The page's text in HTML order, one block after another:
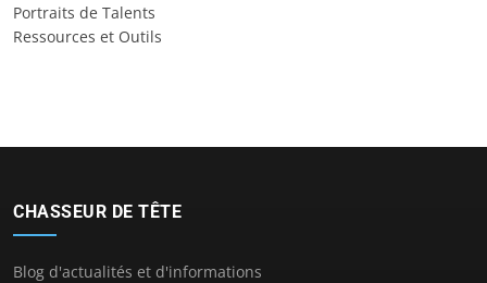
Portraits de Talents
Ressources et Outils
CHASSEUR DE TÊTE
Blog d'actualités et d'informations